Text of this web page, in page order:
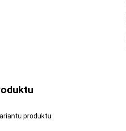
produktu